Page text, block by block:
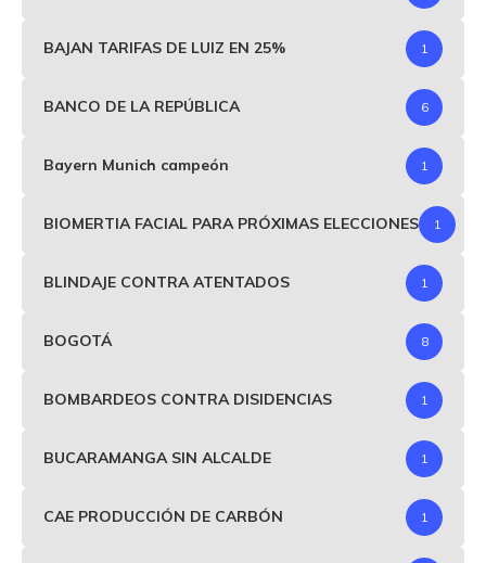
BAJAN TARIFAS DE LUIZ EN 25% 1
BANCO DE LA REPÚBLICA 6
Bayern Munich campeón 1
BIOMERTIA FACIAL PARA PRÓXIMAS ELECCIONES 1
BLINDAJE CONTRA ATENTADOS 1
BOGOTÁ 8
BOMBARDEOS CONTRA DISIDENCIAS 1
BUCARAMANGA SIN ALCALDE 1
CAE PRODUCCIÓN DE CARBÓN 1